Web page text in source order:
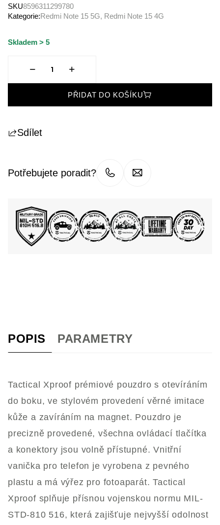
SKU8596311299780
Kategorie:Redmi Note 15 5G, Redmi Note 15 4G
Skladem > 5
PŘIDAT DO KOŠÍKU
Sdílet
Potřebujete poradit?
POPIS PARAMETRY
Tactical Xproof prémiové pouzdro s otevíráním
do boku, ve stylovém provedení věrné imitace
kůže a zavíráním na magnet. Pouzdro je
precizně provedené, všechna ovládací tlačítka
a konektory jsou volně přístupné. Vnitřní
vanička pro telefon je vyrobena z pevného
plastu a má výřez pro fotoaparát. Tactical
Xproof splňuje přísnou vojenskou normu MIL-
STD-810 516, která zajišťuje nejvyšší odolnost